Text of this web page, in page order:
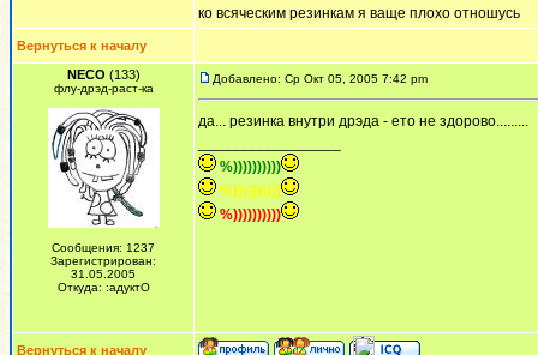
ко всяческим резинкам я ваще плохо отношусь
Вернуться к началу
NECO (133)
флу-дрэд-раст-ка
Сообщения: 1237
Зарегистрирован:
31.05.2005
Откуда: :адуктО
Добавлено: Ср Окт 05, 2005 7:42 pm
да... резинка внутри дрэда - ето не здорово.........
%))))))))))
%))))))))))
%))))))))))
Вернуться к началу